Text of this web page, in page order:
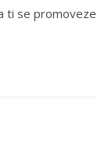
ti se promoveze